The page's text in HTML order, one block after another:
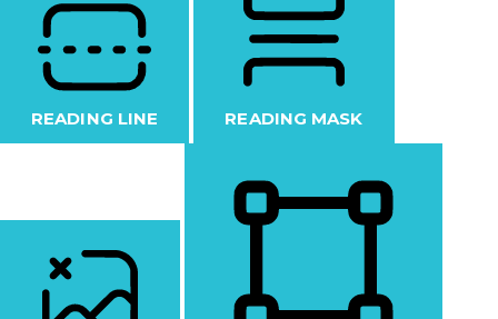
READING LINE READING MASK